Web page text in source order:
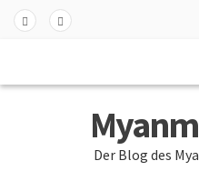
Skip
Der Blog des